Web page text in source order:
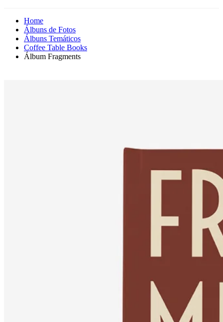
Home
Álbuns de Fotos
Álbuns Temáticos
Coffee Table Books
Álbum Fragments